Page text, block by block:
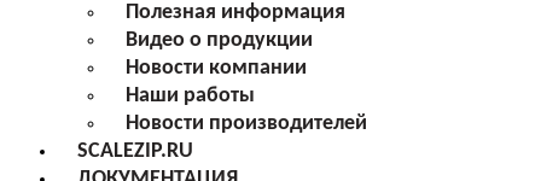
Полезная информация
Видео о продукции
Новости компании
Наши работы
Новости производителей
SCALEZIP.RU